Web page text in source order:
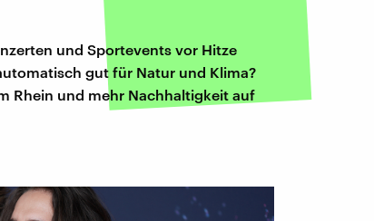
und Sportevents vor Hitze
gut für Natur und Klima?
Rhein und mehr Nachhaltigkeit auf